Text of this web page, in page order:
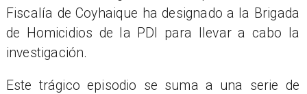
Fiscalía de Coyhaique ha designado a la Brigada
de Homicidios de la PDI para llevar a cabo la
investigación.
​Este trágico episodio se suma a una serie de